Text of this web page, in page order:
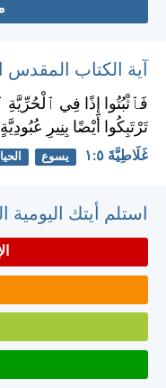
آية الكتاب المقدس
فَٱثْبُتُوا إِذًا فِي ٱلْحُرِّيَّةِ
تَرْتَبِكُوا أَيْضًا بِنِيرِ
غَلَاطِيَّةَ ٥:‏١ يسوع
استلم أيتك اليومية